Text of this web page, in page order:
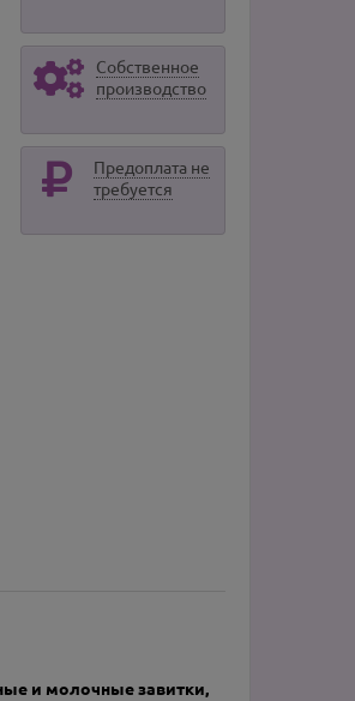
Собственное
производство
Предоплата не
требуется
и молочные завитки,